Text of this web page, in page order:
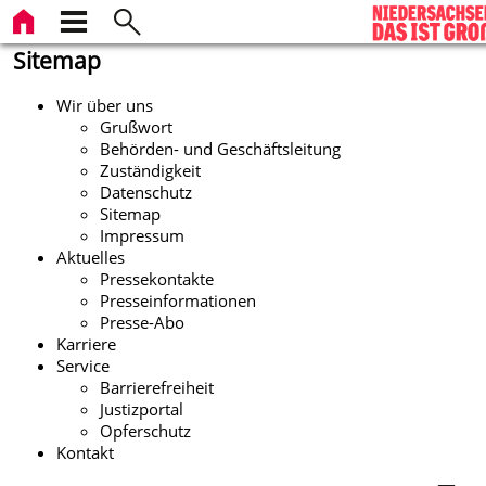
Sitemap
Wir über uns
Grußwort
Behörden- und Geschäftsleitung
Zuständigkeit
Datenschutz
Sitemap
Impressum
Aktuelles
Pressekontakte
Presseinformationen
Presse-Abo
Karriere
Service
Barrierefreiheit
Justizportal
Opferschutz
Kontakt